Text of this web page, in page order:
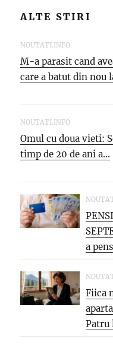
ALTE STIRI
NOUTATI.INFO
M-a parasit cand
care a batut din nou
NOUTATI.INFO
Omul cu doua vieti:
timp de 20 de ani a...
a
Fiica
Patru